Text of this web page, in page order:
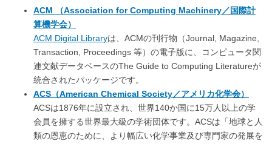
ACM （Association for Computing Machinery／国際計
算機学会）
ACM Digital Libraryは、ACMの刊行物（Journal, Magazine,
Transaction, Proceedings 等）の電子版に、コンピュータ関
連文献データベースのThe Guide to Computing Literatureが
統合されたパッケージです。
ACS（American Chemical Society／アメリカ化学会）
ACSは1876年に設立され、世界140か国に15万人以上の学
会員を擁する世界最大級の学術団体です。ACSは「地球と人
類の恩恵のために、より幅広い化学事業及び専門家の発展を